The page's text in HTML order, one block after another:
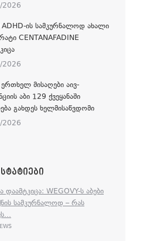
2026
ADHD-ᲘᲡ ᲡᲐᲛᲙᲣᲠᲜᲐᲚᲝᲓ ᲐᲮᲐᲚᲘ
CENTANAFADINE
2026
ᲛᲘᲡᲐᲦᲔᲑᲘ ᲐᲘᲕ-
ᲐᲑᲘ 129 ᲥᲕᲔᲧᲐᲜᲐᲨᲘ
ᲒᲐᲮᲓᲔᲡ ᲮᲔᲚᲛᲘᲡᲐᲬᲕᲓᲝᲛᲘ
2026
ᲓᲐᲐᲛᲢᲙᲘᲪᲐ: WEGOVY-Ს ᲐᲑᲔᲑᲘ
ᲡᲐᲛᲙᲣᲠᲜᲐᲚᲝᲓ – ᲠᲐᲡ